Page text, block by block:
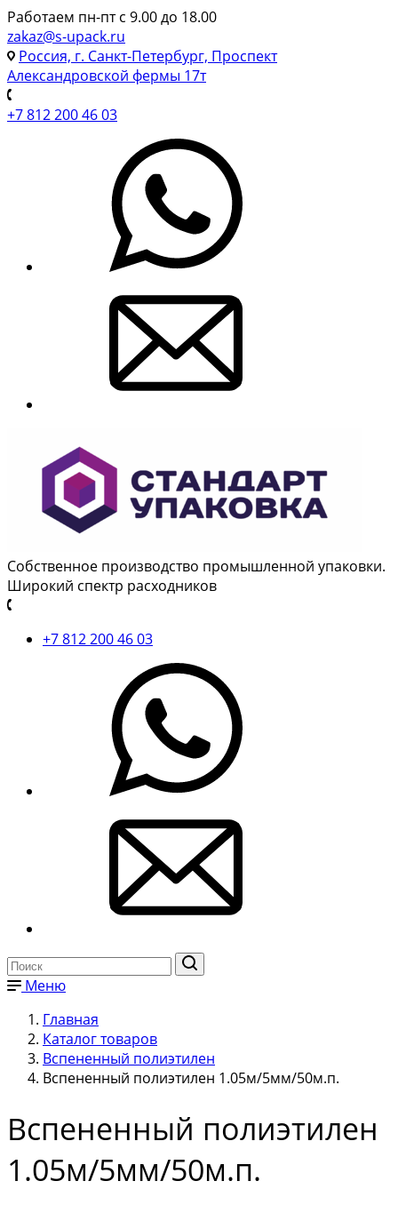
Работаем пн-пт с 9.00 до 18.00
zakaz@s-upack.ru
Россия, г. Санкт-Петербург, Проспект
Александровской фермы 17т
+7 812 200 46 03
Собственное производство промышленной упаковки.
Широкий спектр расходников
+7 812 200 46 03
Меню
Главная
Каталог товаров
Вспененный полиэтилен
Вспененный полиэтилен 1.05м/5мм/50м.п.
Вспененный полиэтилен
1.05м/5мм/50м.п.